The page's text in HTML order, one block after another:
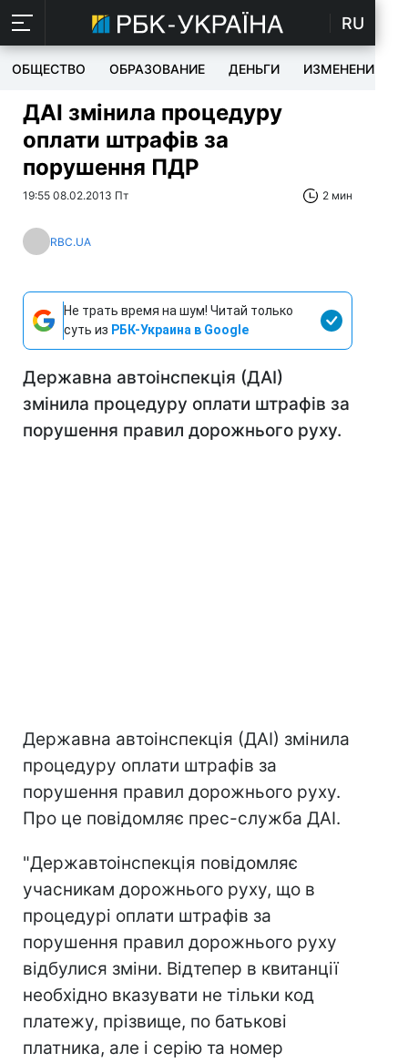
RU
ОБЩЕСТВО ОБРАЗОВАНИЕ ДЕНЬГИ ИЗМЕНЕНИЯ
ДАІ змінила процедуру
оплати штрафів за
порушення ПДР
19:55 08.02.2013 Пт 2 мин
RBC.UA
Не трать время на шум! Читай только
суть из РБК-Украина в Google
Державна автоінспекція (ДАІ)
змінила процедуру оплати штрафів за
порушення правил дорожнього руху.
Державна автоінспекція (ДАІ) змінила
процедуру оплати штрафів за
порушення правил дорожнього руху.
Про це повідомляє прес-служба ДАІ.
"Державтоінспекція повідомляє
учасникам дорожнього руху, що в
процедурі оплати штрафів за
порушення правил дорожнього руху
відбулися зміни. Відтепер в квитанції
необхідно вказувати не тільки код
платежу, прізвище, по батькові
платника, але і серію та номер